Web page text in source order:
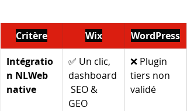
Critère Wix
WordPress
Intégratio
n NLWeb
native
✅ Un clic,
dashboard
SEO &
GEO
❌ Plugin
tiers non
validé